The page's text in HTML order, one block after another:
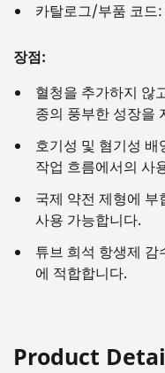
카탈로그/부품 코드
장점:
혈청을 추가하지 않
종의 풍부한 성장을
호기성 및 혐기성
작업 흐름에서의 사
국제 약전 제형에 부
사용 가능합니다.
튜브 희석 항생제
에 적합합니다.
Product